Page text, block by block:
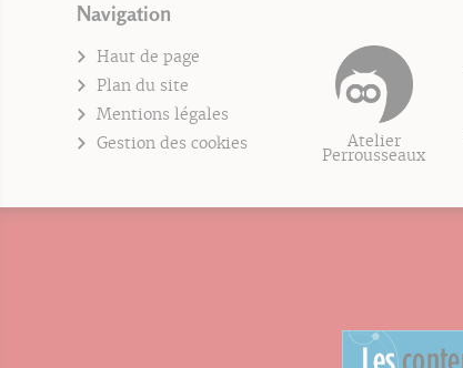
Navigation
Haut de page
Plan du site
Mentions légales
Gestion des cookies
Atelier
Perrousseaux